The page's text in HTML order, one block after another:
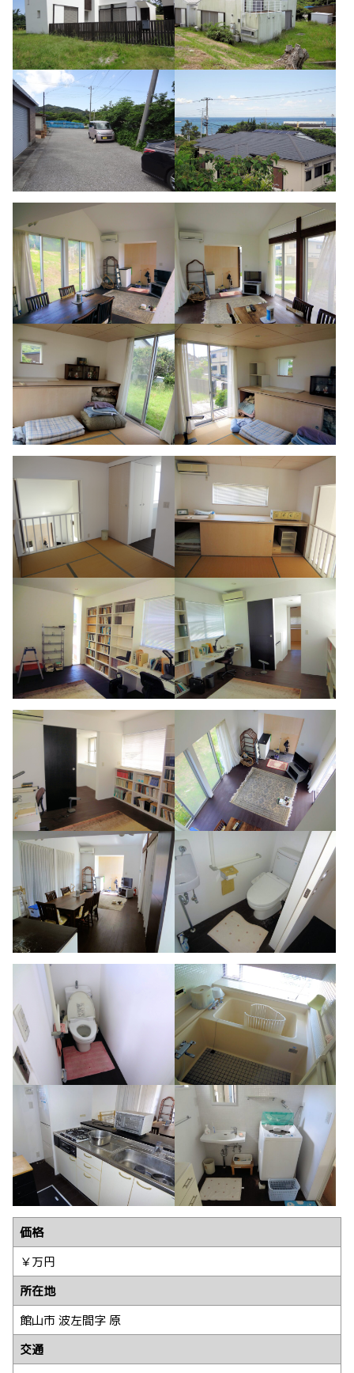
価格
￥万円
所在地
館山市 波左間字 原
交通